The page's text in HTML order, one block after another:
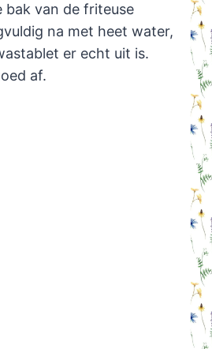
bak van de friteuse
na met heet water,
er echt uit is.
af.